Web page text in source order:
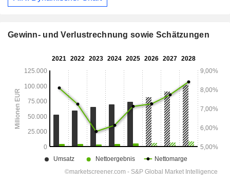
Gewinn- und Verlustrechnung sowie Schätzungen